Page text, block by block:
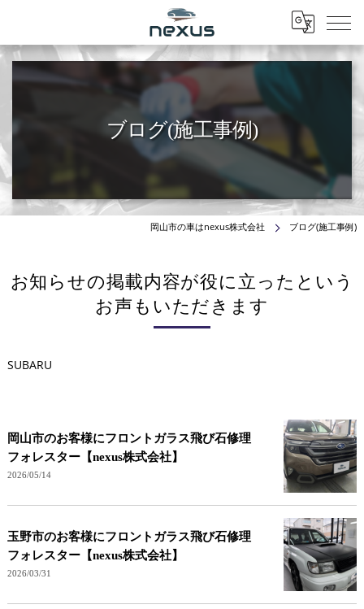
Menu
ブログ(施工事例)
岡山市の車はnexus株式会社 ブログ(施工事例)
お知らせの掲載内容が役に立ったという
お声もいただきます
SUBARU
岡山市のお客様にフロントガラス飛び石修理
フォレスター【nexus株式会社】
2026/05/14
玉野市のお客様にフロントガラス飛び石修理
フォレスター【nexus株式会社】
2026/03/31